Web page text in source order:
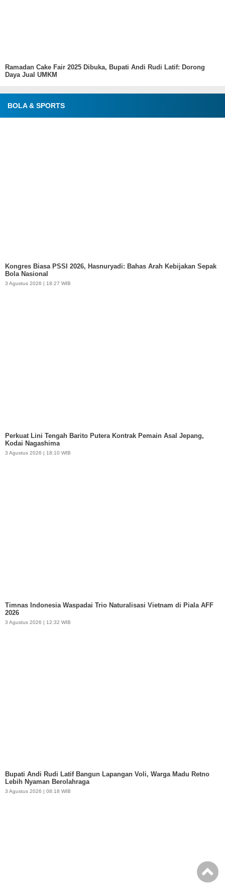
Ramadan Cake Fair 2025 Dibuka, Bupati Andi Rudi Latif: Dorong
Daya Jual UMKM
BOLA & SPORTS
Kongres Biasa PSSI 2026, Hasnuryadi: Bahas Arah Kebijakan Sepak
Bola Nasional
3 Agustus 2026 | 18:27 WIB
Perkuat Lini Tengah Barito Putera Kontrak Pemain Asal Jepang,
Kodai Nagashima
3 Agustus 2026 | 18:10 WIB
Timnas Indonesia Waspadai Trio Naturalisasi Vietnam di Piala AFF
2026
3 Agustus 2026 | 12:32 WIB
Bupati Andi Rudi Latif Bangun Lapangan Voli, Warga Madu Retno
Lebih Nyaman Berolahraga
3 Agustus 2026 | 08:18 WIB